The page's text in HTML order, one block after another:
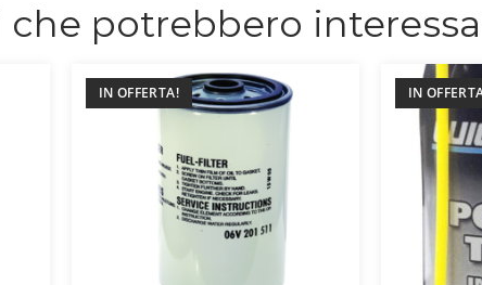
potrebbero
IN OFFERTA! IN